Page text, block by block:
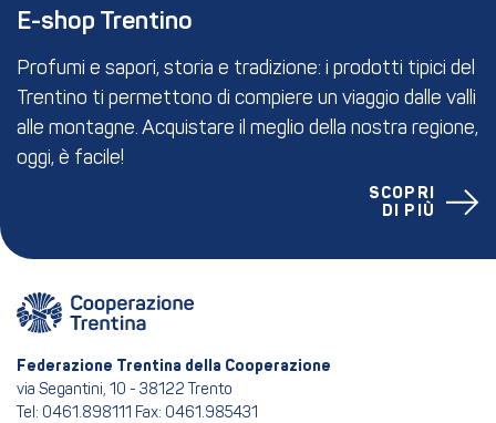
E-shop Trentino
Profumi e sapori, storia e tradizione: i prodotti tipici del
Trentino ti permettono di compiere un viaggio dalle valli
alle montagne. Acquistare il meglio della nostra regione,
oggi, è facile!
SCOPRI
DI PIÙ
Federazione Trentina della Cooperazione
via Segantini, 10 - 38122 Trento
Tel: 0461.898111 Fax: 0461.985431